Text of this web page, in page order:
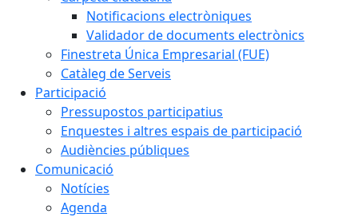
Notificacions electròniques
Validador de documents electrònics
Finestreta Única Empresarial (FUE)
Catàleg de Serveis
Participació
Pressupostos participatius
Enquestes i altres espais de participació
Audiències públiques
Comunicació
Notícies
Agenda